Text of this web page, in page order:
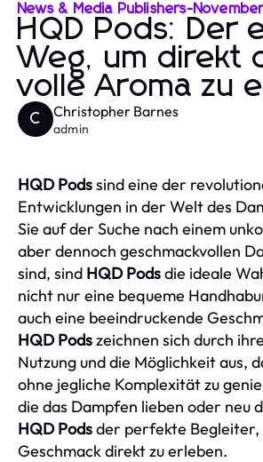
News & Media Publishers-
HQD Pods: Der
Weg, um direkt
volle Aroma zu
C Christopher Barnes
admin
HQD Podssind eine der
Entwicklungen in der Welt des
Sie auf der Suche nach einem
aber dennoch geschmackvollen
sind, sind HQD Podsdie ideale
nicht nur eine bequeme
auch eine beeindruckende
HQD Podszeichnen sich durch
Nutzung und die Möglichkeit aus,
ohne jegliche Komplexität zu
die das Dampfen lieben oder neu
HQD Podsder perfekte Begleiter,
Geschmack direkt zu erleben.